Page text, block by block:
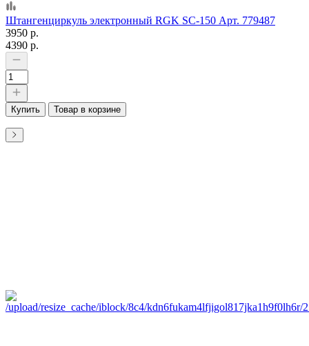
Штангенциркуль электронный RGK SC-150 Арт. 779487
3950 р.
4390 р.
Купить Товар в корзине